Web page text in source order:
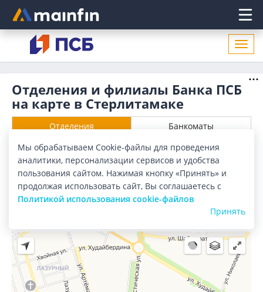
Главное меню
Отделения и филиалы Банка ПСБ
на карте в Стерлитамаке
Отделения Банкоматы
Все банки Карта Список
Город:Стерлитамак
Мы обрабатываем Cookie-файлы для проведения
аналитики, персонализации сервисов и удобства
пользования сайтом. Нажимая кнопку «Принять» и
продолжая использовать сайт, Вы соглашаетесь с
Политикой использования cookie-файлов
Принять